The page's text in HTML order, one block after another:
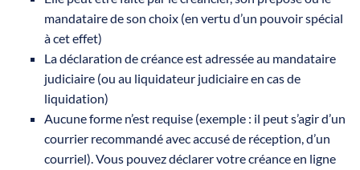
mandataire de son choix (en vertu d’un pouvoir spécial
à cet effet)
La déclaration de créance est adressée au mandataire
judiciaire (ou au liquidateur judiciaire en cas de
liquidation)
Aucune forme n’est requise (exemple : il peut s’agir d’un
courrier recommandé avec accusé de réception, d’un
courriel). Vous pouvez déclarer votre créance en ligne